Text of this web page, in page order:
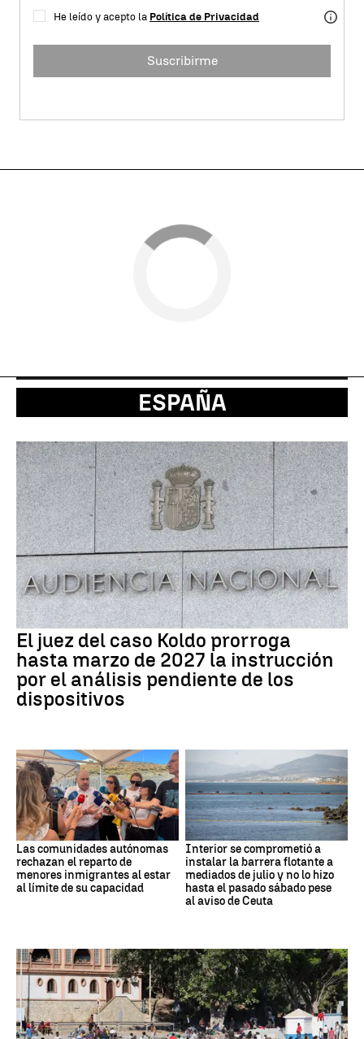
He leído y acepto la Política de Privacidad
Suscribirme
ESPAÑA
El juez del caso Koldo prorroga
hasta marzo de 2027 la instrucción
por el análisis pendiente de los
dispositivos
Las comunidades autónomas
rechazan el reparto de
menores inmigrantes al estar
al límite de su capacidad
Interior se comprometió a
instalar la barrera flotante a
mediados de julio y no lo hizo
hasta el pasado sábado pese
al aviso de Ceuta